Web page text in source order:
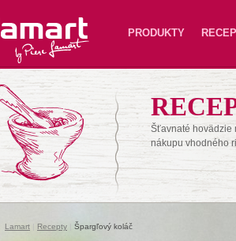
Lamart PRODUKTY
Šťavnaté hovädzie
nákupu vhodného
Lamart Recepty Špargľový koláč